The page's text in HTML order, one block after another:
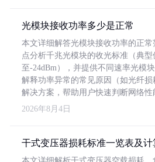
光模块接收功率多少是正常
本文详细解答光模块接收功率的正
点分析千兆光模块的收光标准（典型
至-24dBm），并提供不同速率光模
解释功率异常的常见原因（如光纤损
解决方案，帮助用户快速判断网络性
2026年8月4日
干式变压器损耗标准一览表及计